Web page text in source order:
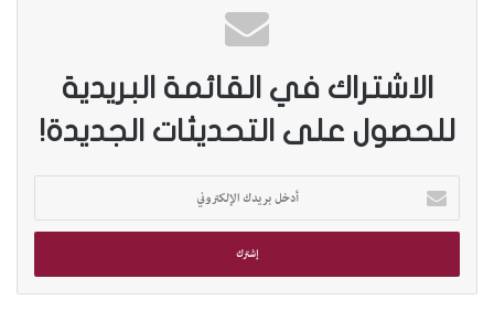
الاشتراك في القائمة البريدية
للحصول على التحديثات الجديدة!
خ
ب